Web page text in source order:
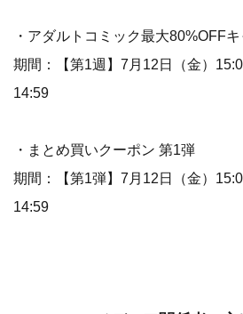
・アダルトコミック最大80%OFF
期間：【第1週】7月12日（金）
14:59
・まとめ買いクーポン 第1弾
期間：【第1弾】7月12日（金）
14:59